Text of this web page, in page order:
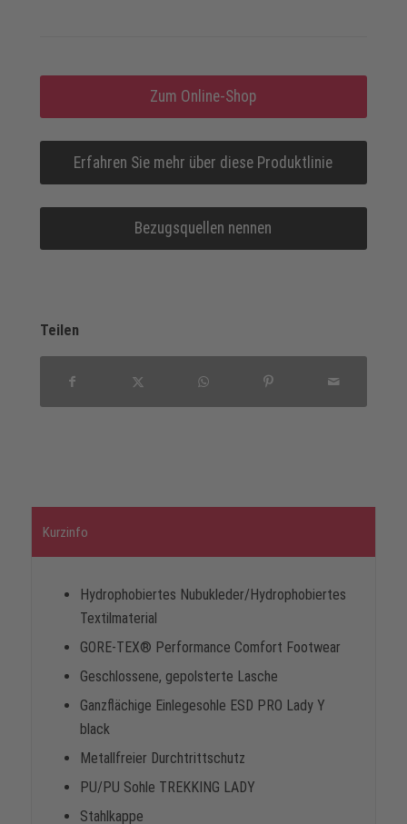
Zum Online-Shop
Erfahren Sie mehr über diese Produktlinie
Bezugsquellen nennen
Teilen
Kurzinfo
Hydrophobiertes Nubukleder/Hydrophobiertes
Textilmaterial
GORE-TEX® Performance Comfort Footwear
Geschlossene, gepolsterte Lasche
Ganzflächige Einlegesohle ESD PRO Lady Y
black
Metallfreier Durchtrittschutz
PU/PU Sohle TREKKING LADY
Stahlkappe